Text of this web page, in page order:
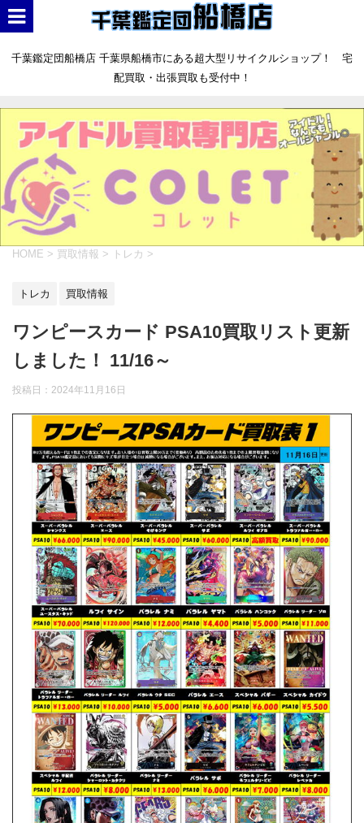
千葉鑑定団船橋店 千葉県船橋市にある超大型リサイクルショップ！ 宅
配買取・出張買取も受付中！
HOME > 買取情報 > トレカ >
トレカ 買取情報
ワンピースカード PSA10買取リスト更新
しました！ 11/16～
投稿日： 2024年11月16日